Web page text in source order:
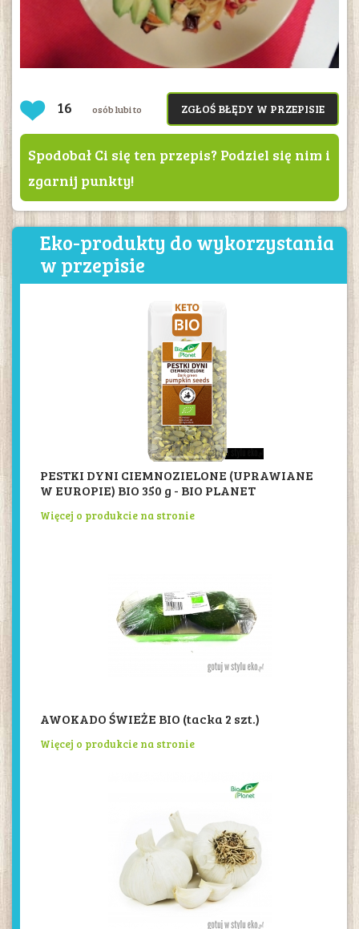
16 osób lubi to ZGŁOŚ BŁĘDY W PRZEPISIE
Spodobał Ci się ten przepis? Podziel się nim i
zgarnij punkty!
Eko-produkty do wykorzystania
w przepisie
PESTKI DYNI CIEMNOZIELONE (UPRAWIANE
W EUROPIE) BIO 350 g - BIO PLANET
Więcej o produkcie na stronie
AWOKADO ŚWIEŻE BIO (tacka 2 szt.)
Więcej o produkcie na stronie